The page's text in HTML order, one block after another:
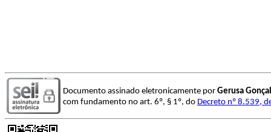
Documento assinado eletronicamente por Gerusa
com fundamento no art. 6º, § 1º, do Decreto nº 8.539,